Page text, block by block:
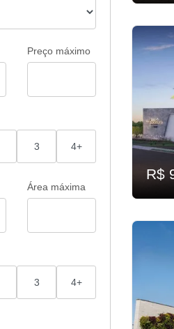
Preço máximo
3 4+
Área máxima
3 4+
R$